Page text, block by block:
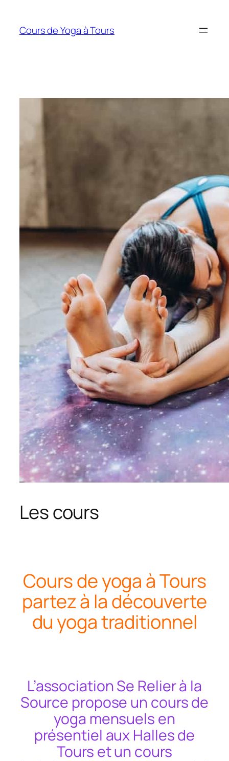
contenu
Cours de Yoga à Tours
Les cours
Cours de yoga à Tours
partez à la découverte
du yoga traditionnel
L’association Se Relier à la
Source propose un cours de
yoga mensuels en
présentiel aux Halles de
Tours et un cours